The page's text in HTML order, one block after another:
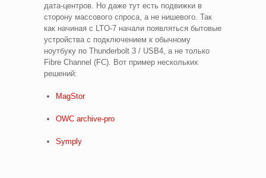
дата-центров. Но даже тут есть подвижки в
сторону массового спроса, а не нишевого. Так
как начиная с LTO-7 начали появляться бытовые
устройства с подключением к обычному
ноутбуку по Thunderbolt 3 / USB4, а не только
Fibre Channel (FC). Вот пример нескольких
решений:
MagStor
OWC archive-pro
Symply